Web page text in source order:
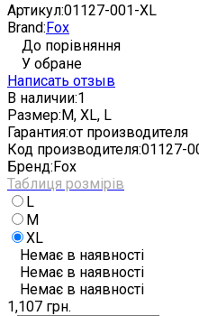
Артикул:01127-001-XL
Brand:Fox
До порівняння
У обране
Написать отзыв
В наличии:1
Размер:M, XL, L
Гарантия:от производителя
Код производителя:01127-
Бренд:Fox
Таблиця розмірів
L
M
XL
Немає в наявності
Немає в наявності
Немає в наявності
1,107 грн.